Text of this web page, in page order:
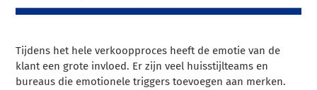
Tijdens het hele verkoopproces heeft de emotie van de
klant een grote invloed. Er zijn veel huisstijlteams en
bureaus die emotionele triggers toevoegen aan merken.